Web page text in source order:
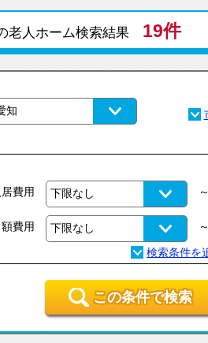
老人ホーム検索結果 19件
居費用
額費用
この条件で検索